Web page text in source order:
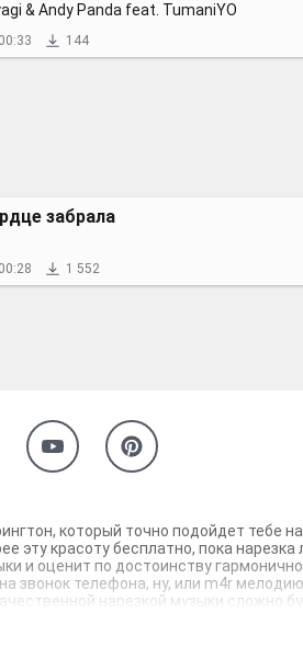
& Andy Panda feat. TumaniYO
00:33 144
забрала
00:28 1 552
который точно подойдет тебе
красоту бесплатно, пока нарезка
и оценит по достоинству
звонок телефона, ну, или m4r
нарезкой музыки сложно
достоин!